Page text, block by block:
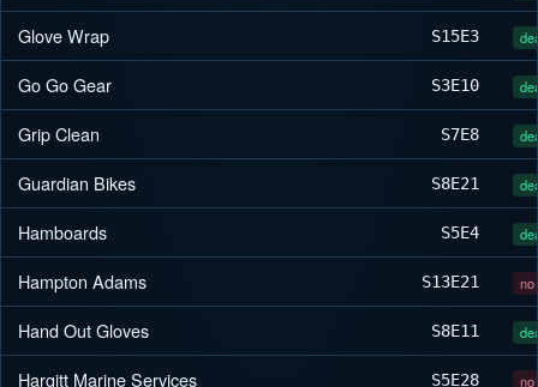
Glove Wrap S15E3
Go Go Gear S3E10
Grip Clean S7E8
Guardian Bikes S8E21
Hamboards S5E4
Hampton Adams S13E21 no
Hand Out Gloves S8E11
Hargitt Marine Services S5E28 no